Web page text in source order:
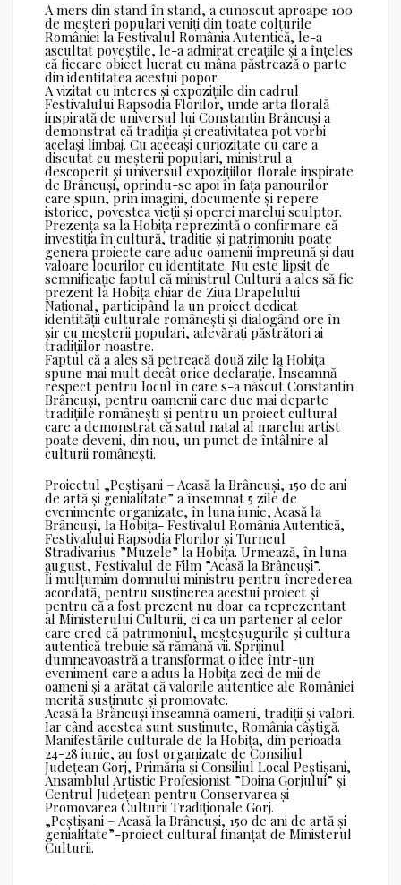
A mers din stand în stand, a cunoscut aproape 100
de meșteri populari veniți din toate colțurile
României la Festivalul România Autentică, le-a
ascultat poveștile, le-a admirat creațiile și a înțeles
că fiecare obiect lucrat cu mâna păstrează o parte
din identitatea acestui popor.
A vizitat cu interes și expozițiile din cadrul
Festivalului Rapsodia Florilor, unde arta florală
inspirată de universul lui Constantin Brâncuși a
demonstrat că tradiția și creativitatea pot vorbi
același limbaj. Cu aceeași curiozitate cu care a
discutat cu meșterii populari, ministrul a
descoperit și universul expozițiilor florale inspirate
de Brâncuși, oprindu-se apoi în fața panourilor
care spun, prin imagini, documente și repere
istorice, povestea vieții și operei marelui sculptor.
Prezența sa la Hobița reprezintă o confirmare că
investiția în cultură, tradiție și patrimoniu poate
genera proiecte care aduc oamenii împreună și dau
valoare locurilor cu identitate. Nu este lipsit de
semnificație faptul că ministrul Culturii a ales să fie
prezent la Hobița chiar de Ziua Drapelului
Național, participând la un proiect dedicat
identității culturale românești și dialogând ore în
șir cu meșterii populari, adevărați păstrători ai
tradițiilor noastre.
Faptul că a ales să petreacă două zile la Hobița
spune mai mult decât orice declarație. Înseamnă
respect pentru locul în care s-a născut Constantin
Brâncuși, pentru oamenii care duc mai departe
tradițiile românești și pentru un proiect cultural
care a demonstrat că satul natal al marelui artist
poate deveni, din nou, un punct de întâlnire al
culturii românești.
Proiectul „Peștișani – Acasă la Brâncuși, 150 de ani
de artă și genialitate” a însemnat 5 zile de
evenimente organizate, în luna iunie, Acasă la
Brâncuși, la Hobița- Festivalul România Autentică,
Festivalului Rapsodia Florilor și Turneul
Stradivarius ”Muzele” la Hobița. Urmează, în luna
august, Festivalul de Film ”Acasă la Brâncuși”.
Îi mulțumim domnului ministru pentru încrederea
acordată, pentru susținerea acestui proiect și
pentru că a fost prezent nu doar ca reprezentant
al Ministerului Culturii, ci ca un partener al celor
care cred că patrimoniul, meșteșugurile și cultura
autentică trebuie să rămână vii. Sprijinul
dumneavoastră a transformat o idee într-un
eveniment care a adus la Hobița zeci de mii de
oameni și a arătat că valorile autentice ale României
merită susținute și promovate.
Acasă la Brâncuși înseamnă oameni, tradiții și valori.
Iar când acestea sunt susținute, România câștigă.
Manifestările culturale de la Hobița, din perioada
24-28 iunie, au fost organizate de Consiliul
Județean Gorj, Primăria și Consiliul Local Peștișani,
Ansamblul Artistic Profesionist ”Doina Gorjului” și
Centrul Județean pentru Conservarea și
Promovarea Culturii Tradiționale Gorj.
„Peștișani – Acasă la Brâncuși, 150 de ani de artă și
genialitate”-proiect cultural finanțat de Ministerul
Culturii.